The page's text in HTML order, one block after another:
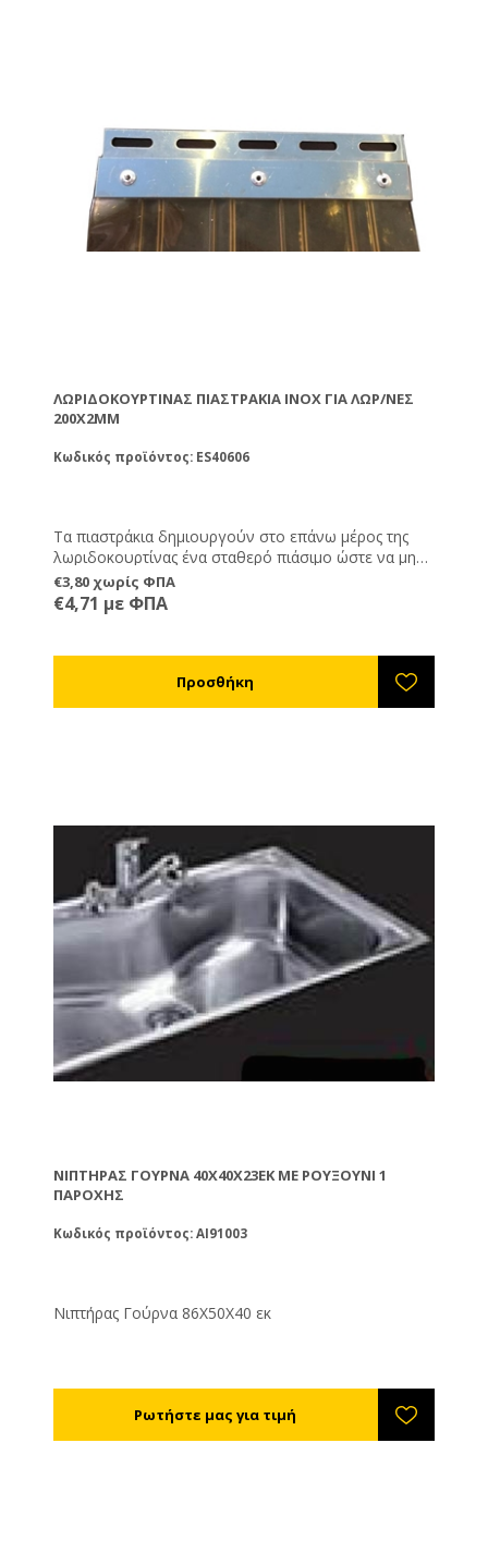
ΛΩΡΙΔΟΚΟΥΡΤΊΝΑΣ ΠΙΑΣΤΡΆΚΙΑ ΙΝΟΧ ΓΙΑ ΛΩΡ/ΝΕΣ
200X2MM
Κωδικός προϊόντος: ES40606
Τα πιαστράκια δημιουργούν στο επάνω μέρος της
λωριδοκουρτίνας ένα σταθερό πιάσιμο ώστε να μη
σκιστεί το πλαστικό . Αποτελούνται από δύο
κομμάτια ανάμεσα στα οποία εγκλωβίζεται η
λωριδοκουρτίνα. Για τη συγκράτησή τους μπορείτε
€3,80 χωρίς ΦΠΑ
€4,71 με ΦΠΑ
ΝΙΠΤΉΡΑΣ ΓΟΎΡΝΑ 40X40X23ΕΚ ΜΕ ΡΟΥΞΟΎΝΙ 1
ΠΑΡΟΧΉΣ
Κωδικός προϊόντος: AI91003
Νιπτήρας Γούρνα 86X50X40 εκ